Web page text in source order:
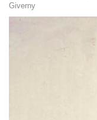
Giverny